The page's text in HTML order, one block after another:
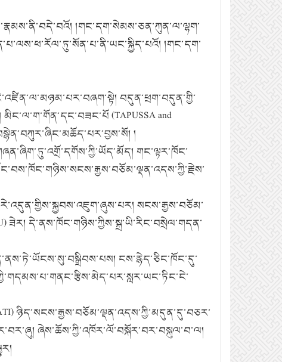
།གང་དག་སེམས་ཅན་ཀུན་ལ་ལྷག་
།གང་དག་
བདུན་ཕྲག་བདུན་གྱི་
(TAPUSSA and
།
གང་ལྟར་ཁོང་
སངས་རྒྱས་བཅོམ་
ཟེར། དེ་ནས་ཁོང་གཉིས་ཀྱིས་སྐྲ་ཡི་རིང་བསྲེལ་གདན་
ངས་རྙེད་ཅིང་ཁོང་དུ་
ཉིད་སངས་རྒྱས་བཅོམ་ལྡན་འདས་ཀྱི་མདུན་དུ་བཅར་
ཞེས་ཆོས་ཀྱི་འཁོར་ལོ་བསྐོར་བར་བསྐུལ་བ་ལ།